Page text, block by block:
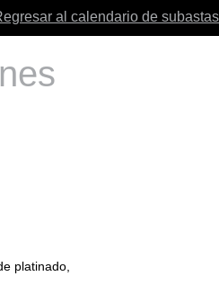
al calendario de subastas
platinado,